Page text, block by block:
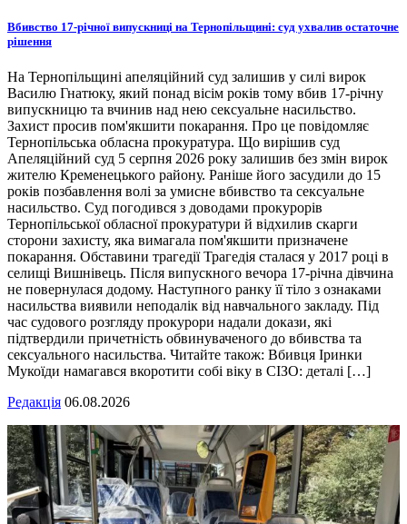
Вбивство 17-річної випускниці на Тернопільщині: суд ухвалив остаточне
рішення
На Тернопільщині апеляційний суд залишив у силі вирок
Василю Гнатюку, який понад вісім років тому вбив 17-річну
випускницю та вчинив над нею сексуальне насильство.
Захист просив пом'якшити покарання. Про це повідомляє
Тернопільська обласна прокуратура. Що вирішив суд
Апеляційний суд 5 серпня 2026 року залишив без змін вирок
жителю Кременецького району. Раніше його засудили до 15
років позбавлення волі за умисне вбивство та сексуальне
насильство. Суд погодився з доводами прокурорів
Тернопільської обласної прокуратури й відхилив скарги
сторони захисту, яка вимагала пом'якшити призначене
покарання. Обставини трагедії Трагедія сталася у 2017 році в
селищі Вишнівець. Після випускного вечора 17-річна дівчина
не повернулася додому. Наступного ранку її тіло з ознаками
насильства виявили неподалік від навчального закладу. Під
час судового розгляду прокурори надали докази, які
підтвердили причетність обвинуваченого до вбивства та
сексуального насильства. Читайте також: Вбивця Іринки
Мукоїди намагався вкоротити собі віку в СІЗО: деталі […]
Редакція 06.08.2026